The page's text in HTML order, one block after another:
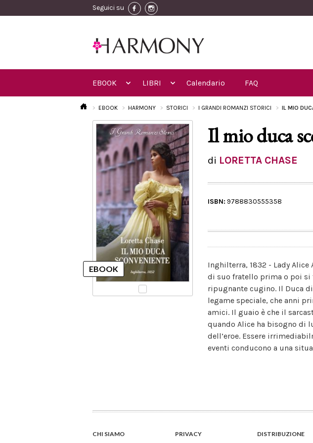
Seguici su
EBOOK LIBRI Calendario FAQ
EBOOK HARMONY STORICI I GRANDI ROMANZI STORICI IL MIO
Il mio duca
di LORETTA CHASE
ISBN: 9788830555358
Inghilterra, 1832 - Lady
di suo fratello prima o poi si
ripugnante cugino. Il Duca
legame speciale, che anni
amici. Il guaio è che il
quando Alice ha bisogno di
dell’eroe. Essere
eventi conducono a una
CHI SIAMO
PRIVACY
DISTRIBUZIONE